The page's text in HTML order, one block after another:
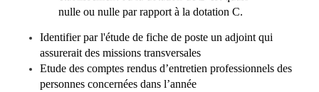
nulle ou nulle par rapport à la dotation C.
Identifier par l'étude de fiche de poste un adjoint qui
assurerait des missions transversales
Etude des comptes rendus d’entretien professionnels des
personnes concernées dans l’année